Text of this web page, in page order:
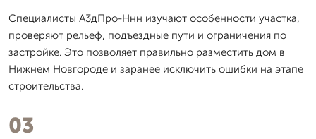
Специалисты А3дПро-Ннн изучают особенности участка,
проверяют рельеф, подъездные пути и ограничения по
застройке. Это позволяет правильно разместить дом в
Нижнем Новгороде и заранее исключить ошибки на этапе
строительства.
03